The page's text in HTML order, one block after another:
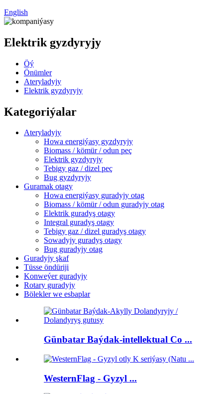
English
Elektrik gyzdyryjy
Öý
Önümler
Ateryladyjy
Elektrik gyzdyryjy
Kategoriýalar
Ateryladyjy
Howa energiýasy gyzdyryjy
Biomass / kömür / odun peç
Elektrik gyzdyryjy
Tebigy gaz / dizel peç
Bug gyzdyryjy
Guramak otagy
Howa energiýasy guradyjy otag
Biomass / kömür / odun guradyjy otag
Elektrik guradyş otagy
Integral guradyş otagy
Tebigy gaz / dizel guradyş otagy
Sowadyjy guradyş otagy
Bug guradyjy otag
Guradyjy şkaf
Tüsse öndüriji
Konweýer guradyjy
Rotary guradyjy
Bölekler we esbaplar
Günbatar Baýdak-intellektual Co ...
WesternFlag - Gyzyl ...